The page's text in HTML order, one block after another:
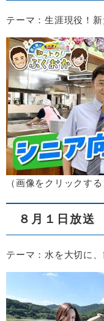
テーマ：生涯現役！
（画像をクリックす
８月１日放送
テーマ：水を大切に、